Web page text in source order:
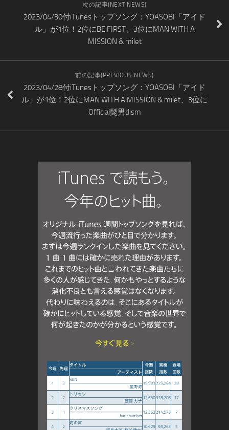
次の記事(NEXT NEWS)
2023/04/30付iTunesトップソング：YOASOBI「アイド
ル」が1位！2位にBE:FIRST、3位にMAN WITH A
MISSION & milet
前の記事(PREVIOUS NEWS)
2023/04/28付iTunesトップソング：YOASOBI「アイド
ル」が1位！2位にMAN WITH A MISSION & milet、3位に
Official髭男dism